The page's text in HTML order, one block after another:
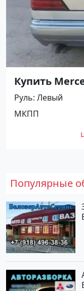
Купить
МКПП (2598/
инжектор
Серебристый
рублей,
Руль Левый
МКПП
Популярные